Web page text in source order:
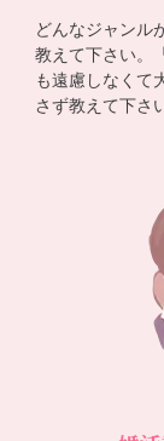
どんなジャンル
教えて下さい。
も遠慮しなくて
さず教えて下さ